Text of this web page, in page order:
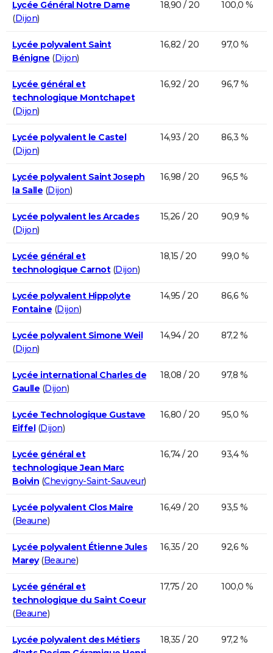
Lycée Général Notre Dame
(Dijon)
18,90 / 20 100,0 %
Lycée polyvalent Saint
Bénigne (Dijon)
16,82 / 20 97,0 %
Lycée général et
technologique Montchapet
(Dijon)
16,92 / 20 96,7 %
Lycée polyvalent le Castel
(Dijon)
14,93 / 20 86,3 %
Lycée polyvalent Saint Joseph
la Salle (Dijon)
16,98 / 20 96,5 %
Lycée polyvalent les Arcades
(Dijon)
15,26 / 20 90,9 %
Lycée général et
technologique Carnot(Dijon)
18,15 / 20 99,0 %
Lycée polyvalent Hippolyte
Fontaine (Dijon)
14,95 / 20 86,6 %
Lycée polyvalent Simone Weil
(Dijon)
14,94 / 20 87,2 %
Lycée international Charles de
Gaulle (Dijon)
18,08 / 20 97,8 %
Lycée Technologique Gustave
Eiffel(Dijon)
16,80 / 20 95,0 %
Lycée général et
technologique Jean Marc
Boivin (Chevigny-Saint-Sauveur)
16,74 / 20 93,4 %
Lycée polyvalent Clos Maire
(Beaune)
16,49 / 20 93,5 %
Lycée polyvalent Étienne Jules
Marey(Beaune)
16,35 / 20 92,6 %
Lycée général et
technologique du Saint Coeur
(Beaune)
17,75 / 20 100,0 %
Lycée polyvalent des Métiers
18,35 / 20 97,2 %